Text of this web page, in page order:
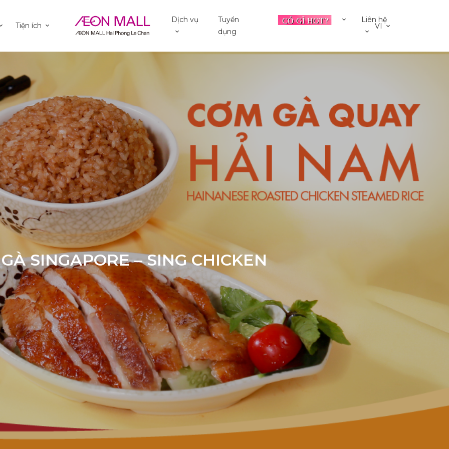
Tiện ích
Dịch vụ
Tuyển
dụng
Liên hệ
VI
SINGAPORE – SING CHICKEN